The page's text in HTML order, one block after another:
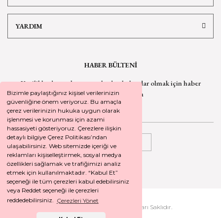
Bizimle paylaştığınız kişisel verilerinizin
güvenliğine önem veriyoruz. Bu amaçla
çerez verilerinizin hukuka uygun olarak
işlenmesi ve korunması için azami
hassasiyeti gösteriyoruz. Çerezlere ilişkin
detaylı bilgiye Çerez Politikası’ndan
ulaşabilirsiniz. Web sitemizde içeriği ve
reklamları kişiselleştirmek, sosyal medya
özellikleri sağlamak ve trafiğimizi analiz
etmek için kullanılmaktadır. “Kabul Et”
seçeneği ile tüm çerezleri kabul edebilirsiniz
veya Reddet seçeneği ile çerezleri
reddedebilirsiniz. Çerezleri Yönet
YARDIM
HABER BÜLTENİ
Yeniliklerden ve kampanyalardan haberdar olmak için haber
bültenimize kaydolun
KAYDOL
2026 © SEYREKOGLU. Tüm Hakları Saklıdır.